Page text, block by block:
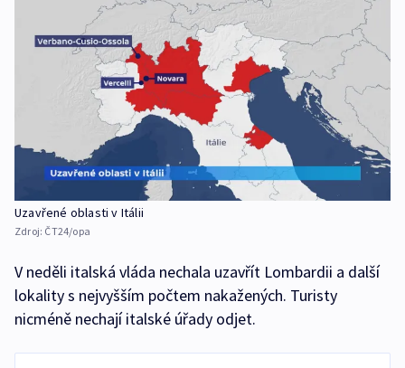
Uzavřené oblasti v Itálii
Zdroj: ČT24/opa
V neděli italská vláda nechala uzavřít Lombardii a další
lokality s nejvyšším počtem nakažených. Turisty
nicméně nechají italské úřady odjet.